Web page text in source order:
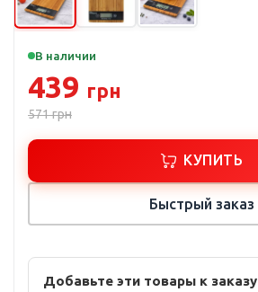
В наличии
439 грн
571грн
КУПИТЬ
Быстрый заказ
Добавьте эти товары к заказу